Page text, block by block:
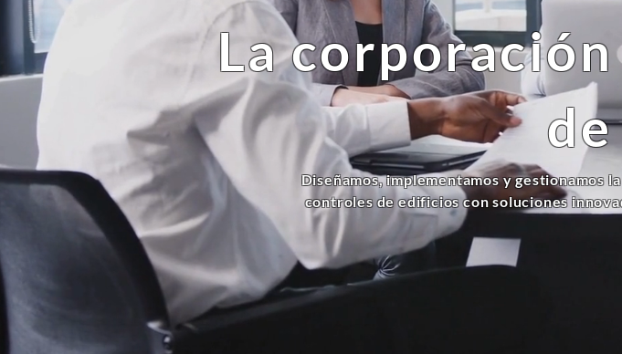
La
Diseñamos, implementamos y gestionamos
controles de edificios con soluciones